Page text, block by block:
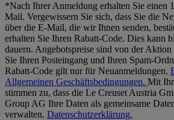
*Nach Ihrer Anmeldung erhalten Sie einen
Mail. Vergewissern Sie sich, dass Sie die
über die E-Mail, die wir Ihnen senden,
erhalten Sie Ihren Rabatt-Code. Dies kann
dauern. Angebotspreise sind von der Aktion
Sie Ihren Posteingang und Ihren Spam-
Rabatt-Code gilt nur für Neuanmeldungen.
Allgemeinen Geschäftsbedingungen. Mit
stimmen zu, dass die Le Creuset Austria
Group AG Ihre Daten als gemeinsame
verwalten. Datenschutzerklärung.